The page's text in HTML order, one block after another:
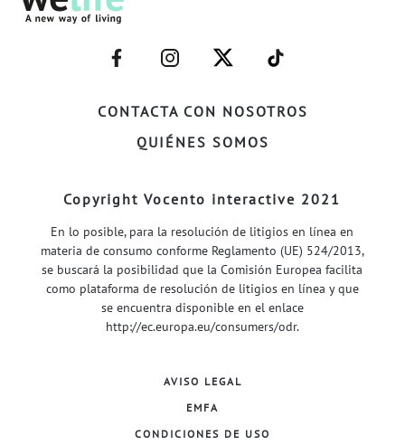
CONTACTA CON NOSOTROS
QUIÉNES SOMOS
–
FACEBOOK–
–
INSTAGRAM–
–
TWITTER–
–
WELIFE–
Copyright Vocento interactive 2021
En lo posible, para la resolución de litigios en línea en
materia de consumo conforme Reglamento (UE) 524/2013,
se buscará la posibilidad que la Comisión Europea facilita
como plataforma de resolución de litigios en línea y que
se encuentra disponible en el enlace
http://ec.europa.eu/consumers/odr.
AVISO LEGAL
EMFA
CONDICIONES DE USO